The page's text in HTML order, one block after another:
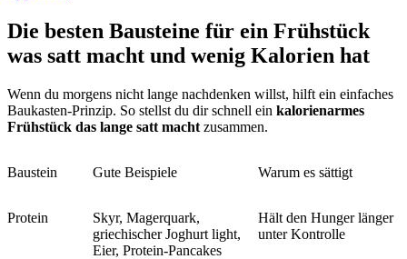
Die besten Bausteine für ein Frühstück
was satt macht und wenig Kalorien hat
Wenn du morgens nicht lange nachdenken willst, hilft ein einfaches
Baukasten-Prinzip. So stellst du dir schnell ein kalorienarmes
Frühstück das lange satt macht zusammen.
Baustein Gute Beispiele Warum es sättigt
Protein
Skyr, Magerquark,
griechischer Joghurt light,
Eier, Protein-Pancakes
Hält den Hunger länger
unter Kontrolle